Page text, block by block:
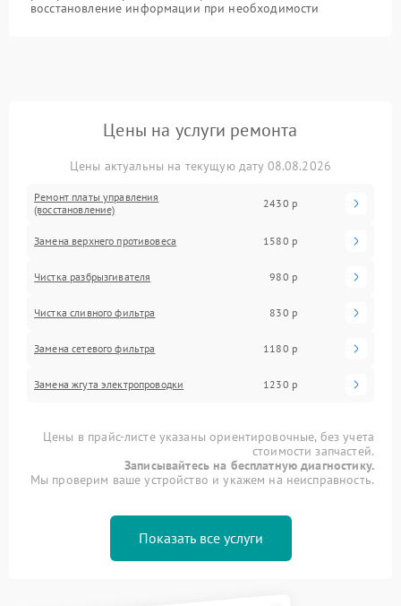
восстановление информации при необходимости
Цены на услуги ремонта
Цены актуальны на текущую дату 08.08.2026
Ремонт платы управления
(восстановление)
2430 р
Замена верхнего противовеса 1580 р
Чистка разбрызгивателя 980 р
Чистка сливного фильтра 830 р
Замена сетевого фильтра 1180 р
Замена жгута электропроводки 1230 р
Цены в прайс-листе указаны ориентировочные, без учета
стоимости запчастей.
Записывайтесь на бесплатную диагностику.
Мы проверим ваше устройство и укажем на неисправность.
Показать все услуги